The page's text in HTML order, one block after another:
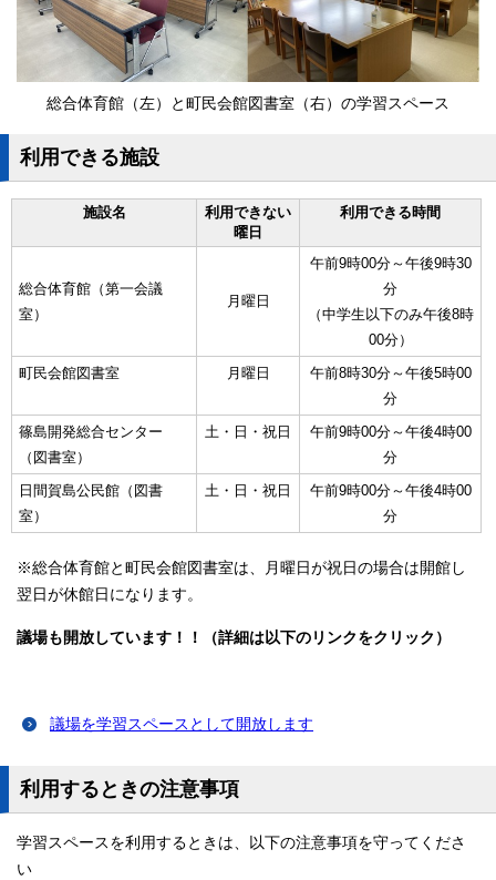
総合体育館（左）と町民会館図書室（右）の学習スペース
利用できる施設
施設名
利用できない
曜日
利用できる時間
総合体育館（第一会議
室）
月曜日
午前9時00分～午後9時30
分
（中学生以下のみ午後8時
00分）
町民会館図書室
月曜日
午前8時30分～午後5時00
分
篠島開発総合センター
（図書室）
土・日・祝日
午前9時00分～午後4時00
分
日間賀島公民館（図書
室）
土・日・祝日
午前9時00分～午後4時00
分
※総合体育館と町民会館図書室は、月曜日が祝日の場合は開館し
翌日が休館日になります。
議場も開放しています！！（詳細は以下のリンクをクリック）
議場を学習スペースとして開放します
利用するときの注意事項
学習スペースを利用するときは、以下の注意事項を守ってくださ
い